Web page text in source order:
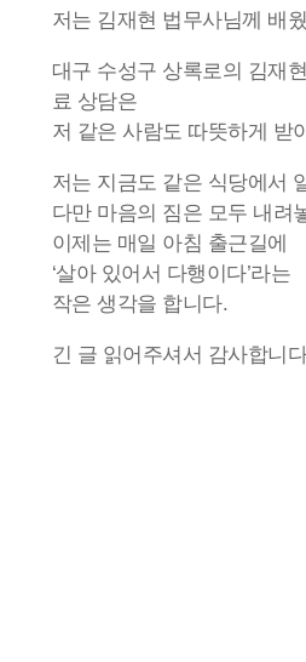
저는 김재현 법무사님께 배
대구 수성구 상록로의 김재
료 상담은
저 같은 사람도 따뜻하게 받
저는 지금도 같은 식당에서
다만 마음의 짐은 모두 내려
이제는 매일 아침 출근길에
‘살아 있어서 다행이다’라는
작은 생각을 합니다.
긴 글 읽어주셔서 감사합니